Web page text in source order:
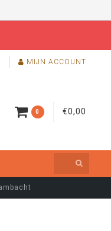
MIJN ACCOUNT
0 €0,00